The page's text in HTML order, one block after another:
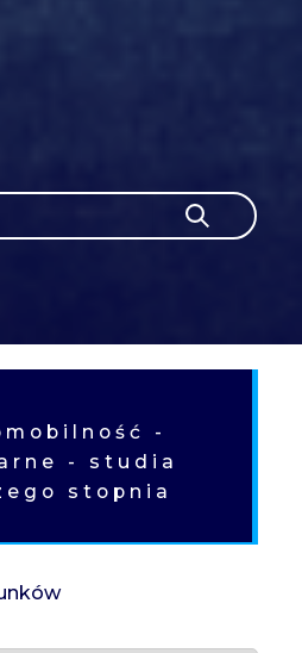
Szukaj
-
- studia
stopnia